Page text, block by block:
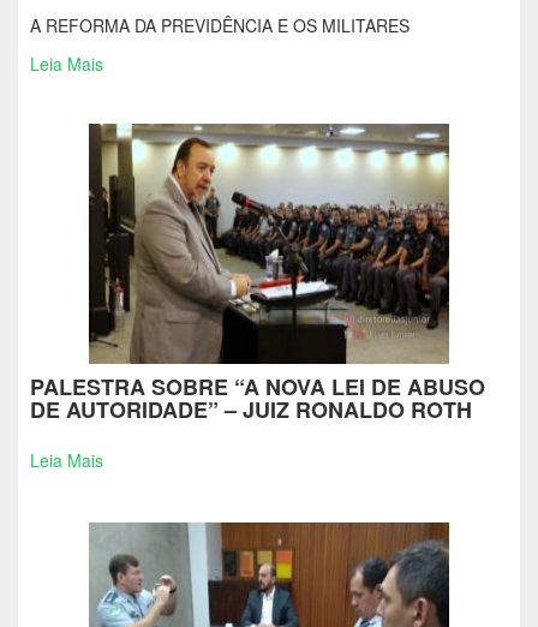
A REFORMA DA PREVIDÊNCIA E OS MILITARES
Leia Mais
PALESTRA SOBRE “A NOVA LEI DE ABUSO
DE AUTORIDADE” – JUIZ RONALDO ROTH
Leia Mais